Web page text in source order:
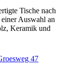
Tische nach
Auswahl an
Keramik und
47